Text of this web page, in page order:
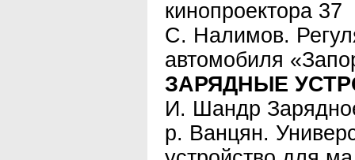
кинопроектора 37
С. Налимов.
автомобиля
ЗАРЯДНЫЕ
И. Шандр
р. Ванцян.